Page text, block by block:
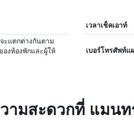
เวลาเช็คเอาท์
ะแตกต่างกันตาม
องห้องพักและผู้ให้
เบอร์โทรศัพท์แ
มสะดวกที่ แมนท